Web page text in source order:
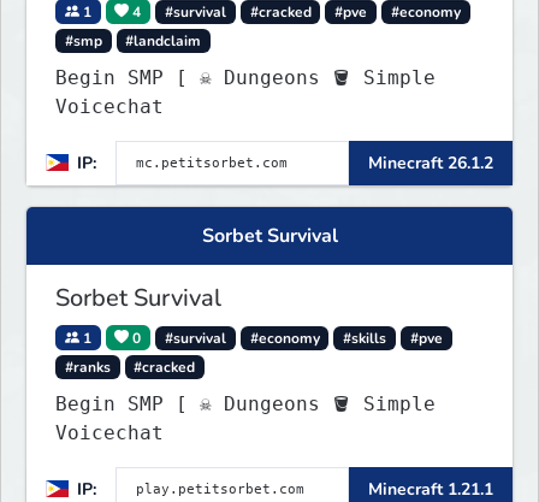
1 4 #survival #cracked #pve
#economy
#smp
#landclaim
Begin SMP [ ☠ Dungeons 🪣 Simple
Voicechat
IP: Minecraft 26.1.2
Sorbet Survival
Sorbet Survival
1 0 #survival #economy #skills
#pve
#ranks
#cracked
Begin SMP [ ☠ Dungeons 🪣 Simple
Voicechat
IP: Minecraft 1.21.1